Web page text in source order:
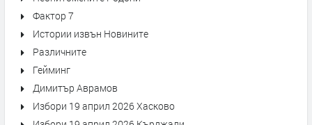
Фактор 7
Истории извън Новините
Различните
Гейминг
Димитър Аврамов
Избори 19 април 2026 Хасково